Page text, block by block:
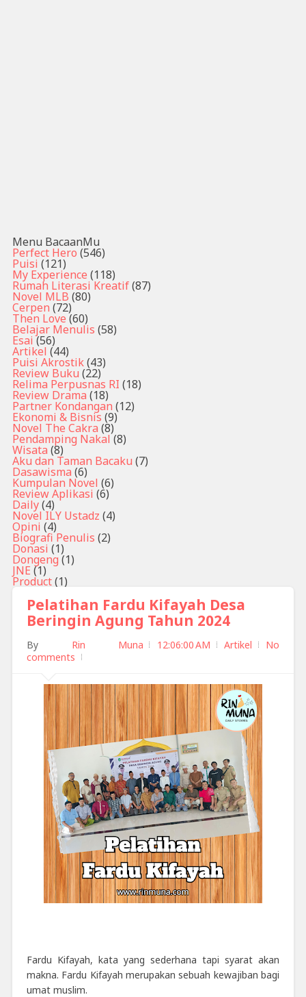
Menu BacaanMu
Perfect Hero (546)
Puisi (121)
My Experience (118)
Rumah Literasi Kreatif(87)
Novel MLB (80)
Cerpen (72)
Then Love (60)
Belajar Menulis (58)
Esai (56)
Artikel (44)
Puisi Akrostik(43)
Review Buku (22)
Relima Perpusnas RI (18)
Review Drama (18)
Partner Kondangan (12)
Ekonomi & Bisnis (9)
Novel The Cakra (8)
Pendamping Nakal (8)
Wisata (8)
Aku dan Taman Bacaku (7)
Dasawisma (6)
Kumpulan Novel (6)
Review Aplikasi (6)
Daily(4)
Novel ILY Ustadz (4)
Opini (4)
Biografi Penulis (2)
Donasi (1)
Dongeng (1)
JNE (1)
Product(1)
Pelatihan Fardu Kifayah Desa
Beringin Agung Tahun 2024
By Rin Muna 12:06:00 AM Artikel
No
comments
Fardu Kifayah, kata yang sederhana tapi syarat akan
makna. Fardu Kifayah merupakan sebuah kewajiban bagi
umat muslim.